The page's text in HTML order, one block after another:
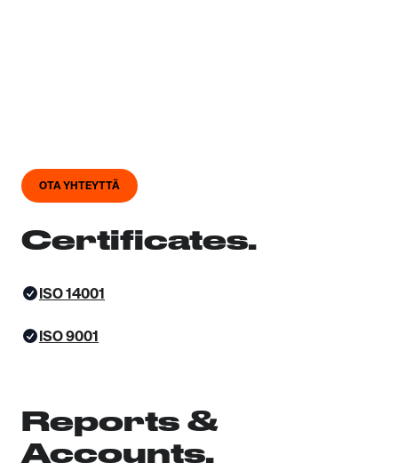
OTA YHTEYTTÄ
Certificates.
ISO 14001
ISO 9001
Reports &
Accounts.